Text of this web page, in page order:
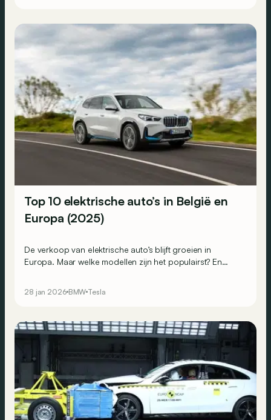
Top 10 elektrische auto’s in België en
Europa (2025)
De verkoop van elektrische auto’s blijft groeien in
Europa. Maar welke modellen zijn het populairst? En
resultaten van 2025.
28 jan 2026 BMW Tesla